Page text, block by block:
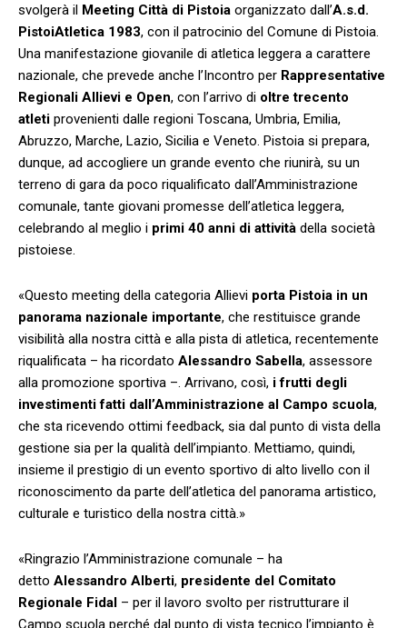
svolgerà il Meeting Città di Pistoia organizzato dall’A.s.d.
PistoiAtletica 1983, con il patrocinio del Comune di Pistoia.
Una manifestazione giovanile di atletica leggera a carattere
nazionale, che prevede anche l’Incontro per Rappresentative
Regionali Allievi e Open, con l’arrivo di oltre trecento
atleti provenienti dalle regioni Toscana, Umbria, Emilia,
Abruzzo, Marche, Lazio, Sicilia e Veneto. Pistoia si prepara,
dunque, ad accogliere un grande evento che riunirà, su un
terreno di gara da poco riqualificato dall’Amministrazione
comunale, tante giovani promesse dell’atletica leggera,
celebrando al meglio i primi 40 anni di attività della società
pistoiese.
«Questo meeting della categoria Allievi porta Pistoia in un
panorama nazionale importante, che restituisce grande
visibilità alla nostra città e alla pista di atletica, recentemente
riqualificata – ha ricordato Alessandro Sabella, assessore
alla promozione sportiva –. Arrivano, così, i frutti degli
investimenti fatti dall’Amministrazione al Campo scuola,
che sta ricevendo ottimi feedback, sia dal punto di vista della
gestione sia per la qualità dell’impianto. Mettiamo, quindi,
insieme il prestigio di un evento sportivo di alto livello con il
riconoscimento da parte dell’atletica del panorama artistico,
culturale e turistico della nostra città.»
«Ringrazio l’Amministrazione comunale – ha
detto Alessandro Alberti, presidente del Comitato
Regionale Fidal – per il lavoro svolto per ristrutturare il
Campo scuola perché dal punto di vista tecnico l’impianto è